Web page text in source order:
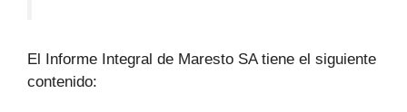
El Informe Integral de Maresto SA tiene el siguiente
contenido: